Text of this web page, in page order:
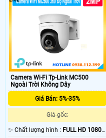
Camera Wi-Fi Tp-Link MC500
Ngoài Trời Không Dây
Giá Bán: 5%-35%
Giá gốc:
✨ Chất lượng hình : FULL HD 1080P